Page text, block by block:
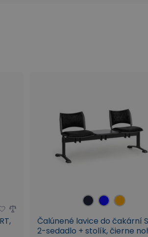
Čalúnené lavice do čakární
2-sedadlo + stolík, čierne